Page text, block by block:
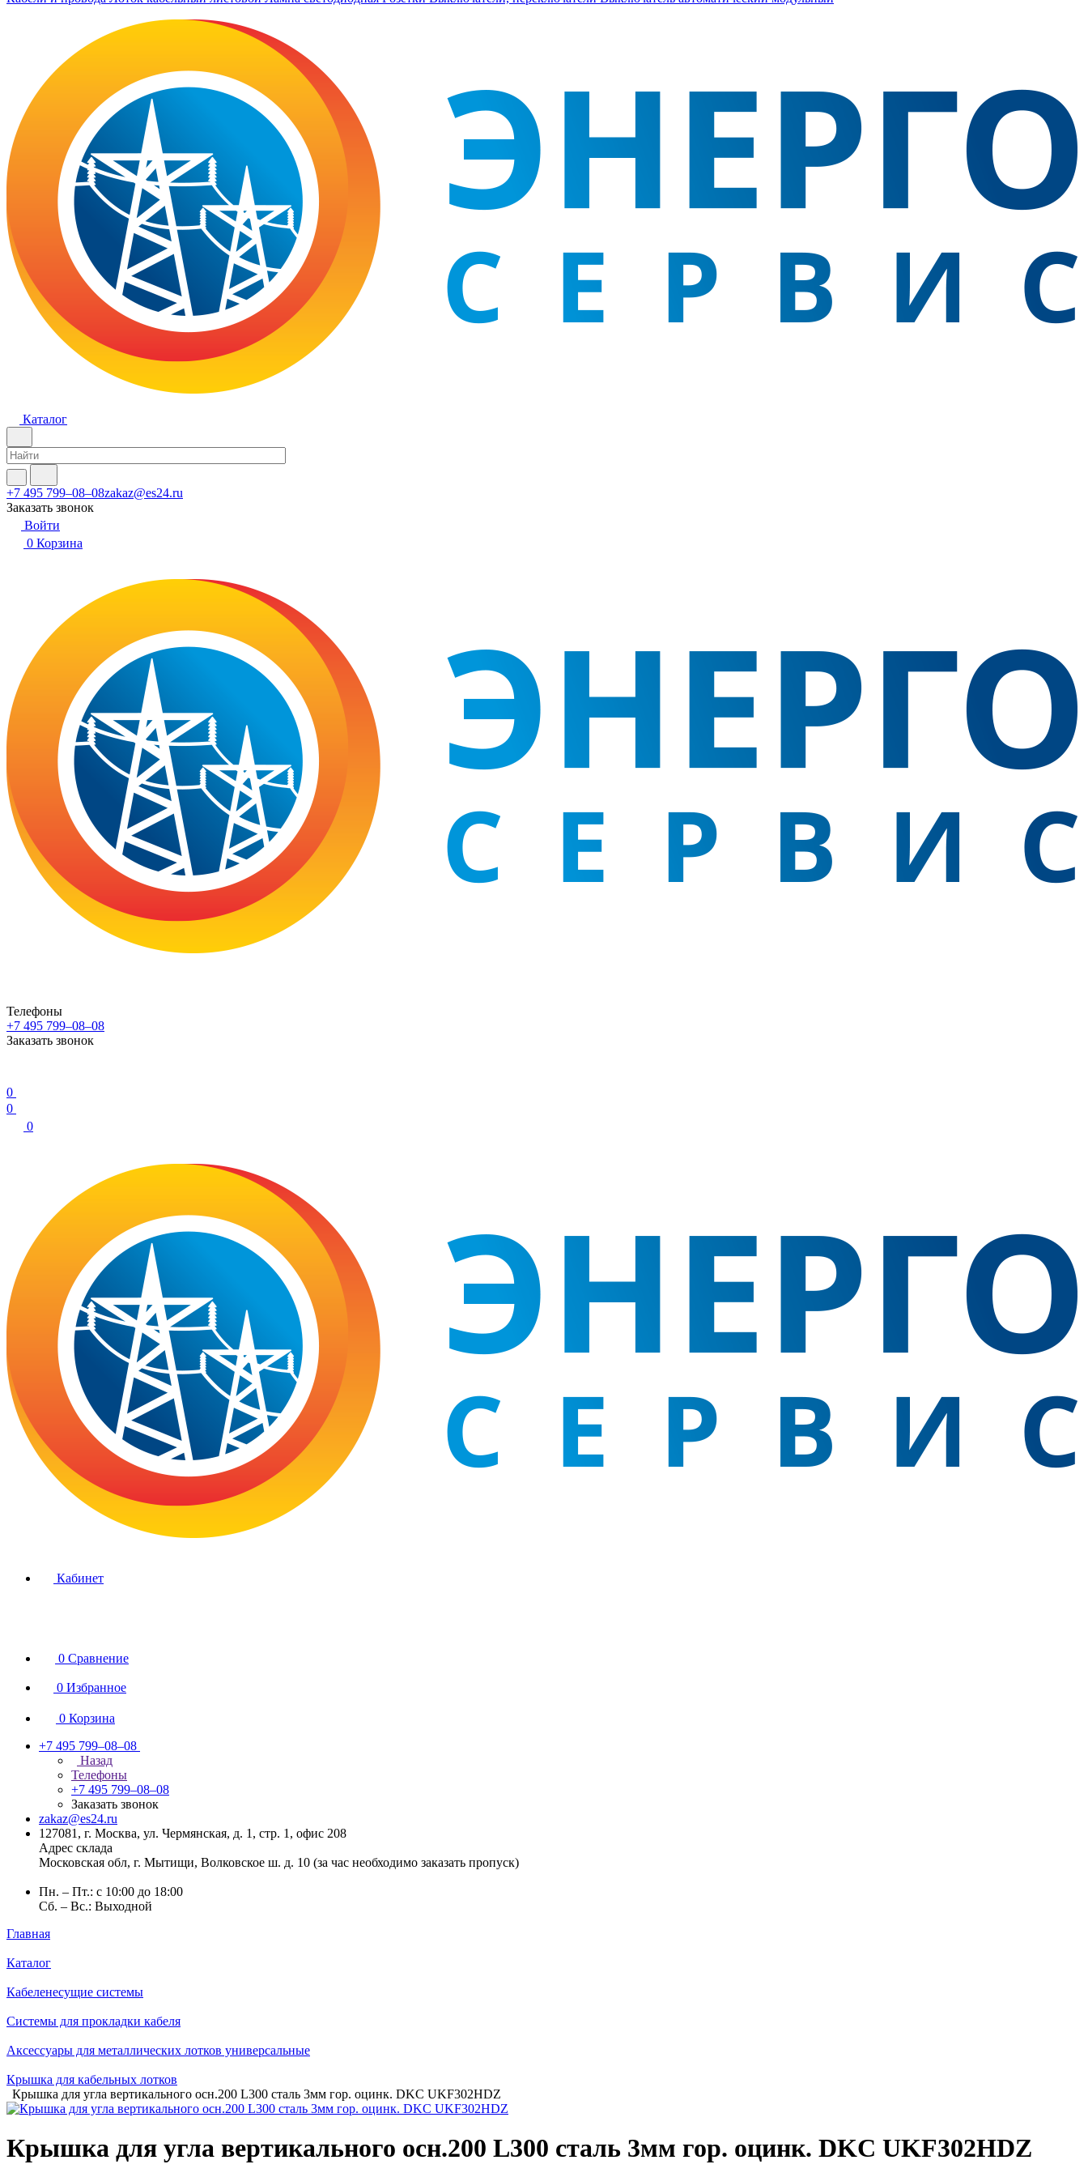
Каталог
+7 495 799–08–08zakaz@es24.ru
Заказать звонок
Войти
0 Корзина
Телефоны
+7 495 799–08–08
Заказать звонок
0
0
0
Кабинет
0 Сравнение
0 Избранное
0 Корзина
+7 495 799–08–08
Назад
Телефоны
+7 495 799–08–08
Заказать звонок
zakaz@es24.ru
127081, г. Москва, ул. Чермянская, д. 1, стр. 1, офис 208
Адрес склада
Московская обл, г. Мытищи, Волковское ш. д. 10 (за час необходимо заказать пропуск)
Пн. – Пт.: с 10:00 до 18:00
Сб. – Вс.: Выходной
Главная
Каталог
Кабеленесущие системы
Системы для прокладки кабеля
Аксессуары для металлических лотков универсальные
Крышка для кабельных лотков
Крышка для угла вертикального осн.200 L300 сталь 3мм гор. оцинк. DKC UKF302HDZ
Крышка для угла вертикального осн.200 L300 сталь 3мм гор. оцинк. DKC UKF302HDZ